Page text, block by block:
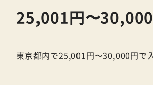
25,001円〜
東京都内で25,001円〜30,000円で